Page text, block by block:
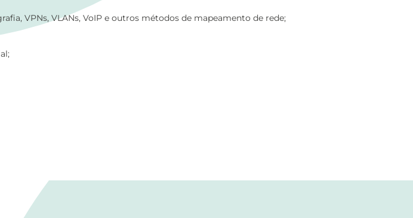
VPNs, VLANs, VoIP e outros métodos de mapeamento de rede;